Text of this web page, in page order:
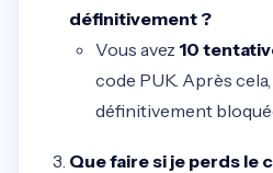
définitivement ?
Vous avez 10
code PUK. Après
définitivement
Que faire si je perds le